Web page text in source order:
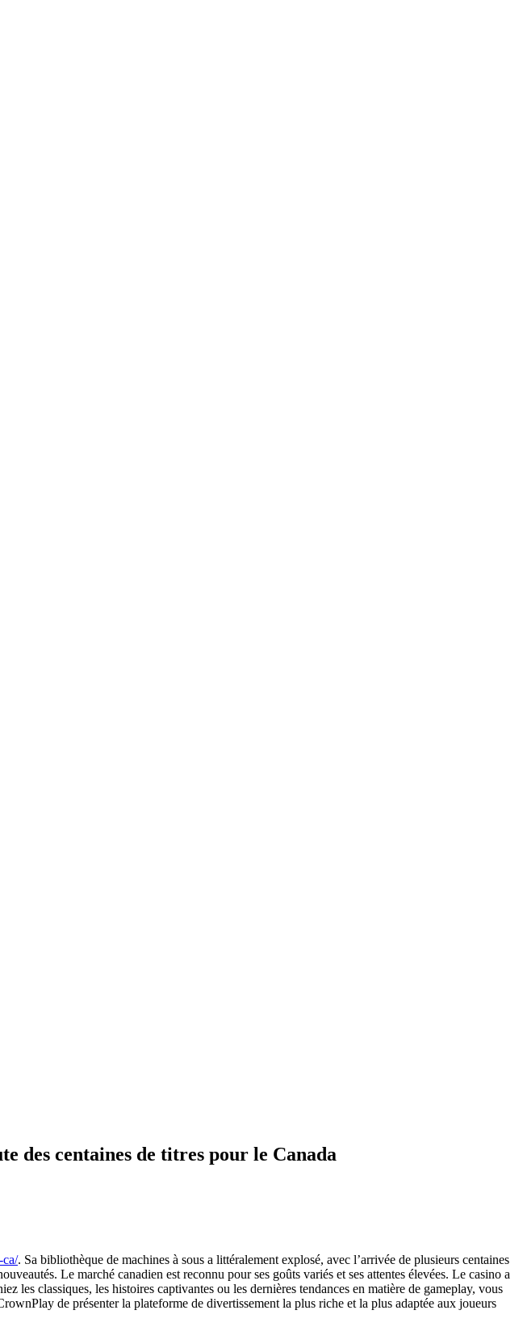
des centaines de titres pour le Canada
. Sa bibliothèque de machines à sous a littéralement explosé, avec l’arrivée de plusieurs centaines
Le marché canadien est reconnu pour ses goûts variés et ses attentes élevées. Le casino a
les classiques, les histoires captivantes ou les dernières tendances en matière de gameplay, vous
de présenter la plateforme de divertissement la plus riche et la plus adaptée aux joueurs